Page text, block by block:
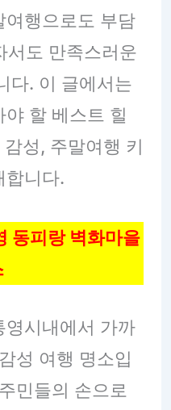
여행으로도 부담
서도 만족스러운
다. 이 글에서는
할 베스트 힐
성, 주말여행 키
합니다.
동피랑 벽화마을
영시내에서 가까
성 여행 명소입
민들의 손으로